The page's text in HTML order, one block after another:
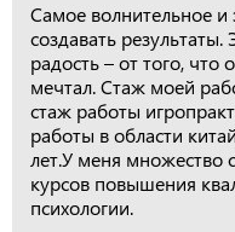
Самое волнительное и
создавать результаты.
радость – от того, что
мечтал. Стаж моей
стаж работы
работы в области
лет.У меня множество
курсов повышения
психологии.